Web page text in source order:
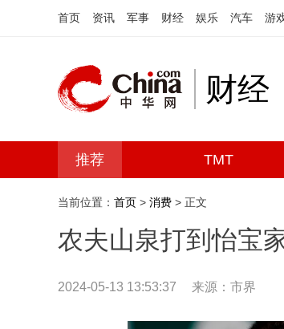
首页 资讯 军事 财经 娱乐 汽车 游
财经
推荐 TMT
当前位置： 首页 > 消费 > 正文
农夫山泉打到怡宝
2024-05-13 13:53:37 来源：市界